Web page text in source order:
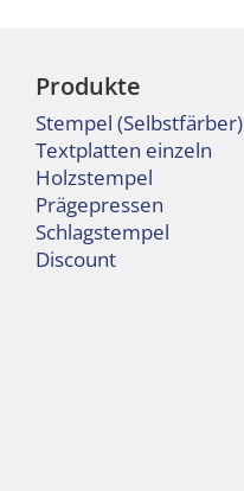
Produkte
Stempel (Selbstfärber)
Textplatten einzeln
Holzstempel
Prägepressen
Schlagstempel
Discount